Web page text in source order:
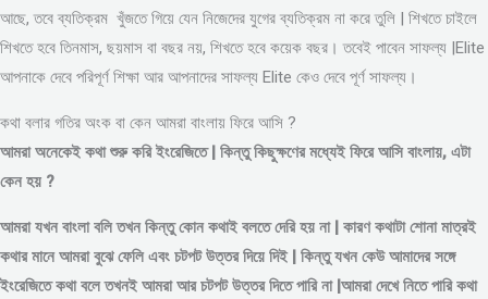
আছে, তবে ব্যতিক্রম খুঁজতে গিয়ে যেন নিজেদের যুগের ব্যতিক্রম না করে তুলি | শিখতে চাইলে
শিখতে হবে তিনমাস, ছয়মাস বা বছর নয়, শিখতে হবে কয়েক বছর। তবেই পাবেন সাফল্য |Elite
আপনাকে দেবে পরিপূর্ণ শিক্ষা আর আপনাদের সাফল্য Elite কেও দেবে পূর্ণ সাফল্য।
কথা বলার গতির অংক বা কেন আমরা বাংলায় ফিরে আসি ?
আমরা অনেকেই কথা শুরু করি ইংরেজিতে | কিন্তু কিছুক্ষণের মধ্যেই ফিরে আসি বাংলায়, এটা
কেন হয় ?
আমরা যখন বাংলা বলি তখন কিন্তু কোন কথাই বলতে দেরি হয় না | কারণ কথাটা শোনা মাত্রই
কথার মানে আমরা বুঝে ফেলি এবং চটপট উত্তর দিয়ে দিই | কিন্তু যখন কেউ আমাদের সঙ্গে
ইংরেজিতে কথা বলে তখনই আমরা আর চটপট উত্তর দিতে পারি না |আমরা দেখে নিতে পারি কথা